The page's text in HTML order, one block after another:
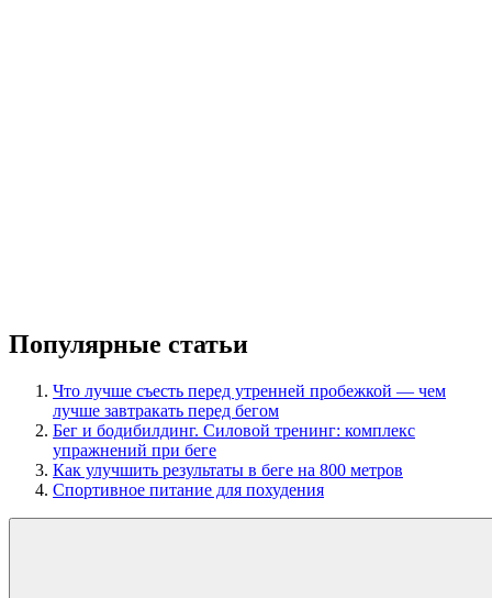
Популярные статьи
Что лучше съесть перед утренней пробежкой — чем
лучше завтракать перед бегом
Бег и бодибилдинг. Силовой тренинг: комплекс
упражнений при беге
Как улучшить результаты в беге на 800 метров
Спортивное питание для похудения